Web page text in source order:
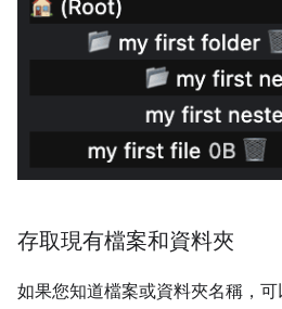
存取現有檔案和資料夾
如果您知道檔案或資料夾名稱，可